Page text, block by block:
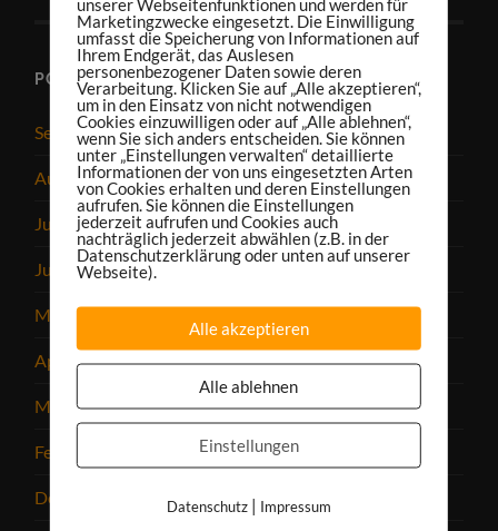
PODCAST-ARCHIV
September 2025
August 2025
Juli 2025
Juni 2025
Mai 2025
April 2025
März 2025
Februar 2025
Dezember 2024
Marketingzwecke eingesetzt. Die Einwilligung
umfasst die Speicherung von Informationen auf
Ihrem Endgerät, das Auslesen
personenbezogener Daten sowie deren
Verarbeitung. Klicken Sie auf „Alle akzeptieren“,
um in den Einsatz von nicht notwendigen
Cookies einzuwilligen oder auf „Alle ablehnen“,
wenn Sie sich anders entscheiden. Sie können
unter „Einstellungen verwalten“ detaillierte
Informationen der von uns eingesetzten Arten
von Cookies erhalten und deren Einstellungen
aufrufen. Sie können die Einstellungen
jederzeit aufrufen und Cookies auch
nachträglich jederzeit abwählen (z.B. in der
Datenschutzerklärung oder unten auf unserer
Webseite).
Alle akzeptieren
Alle ablehnen
Einstellungen
Datenschutz| Impressum